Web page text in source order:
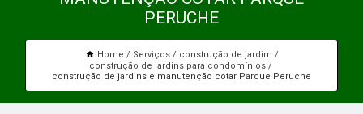
PERUCHE
Home Serviços
construção de jardim
construção de jardins para condomínios
construção de jardins e manutenção cotar Parque Peruche